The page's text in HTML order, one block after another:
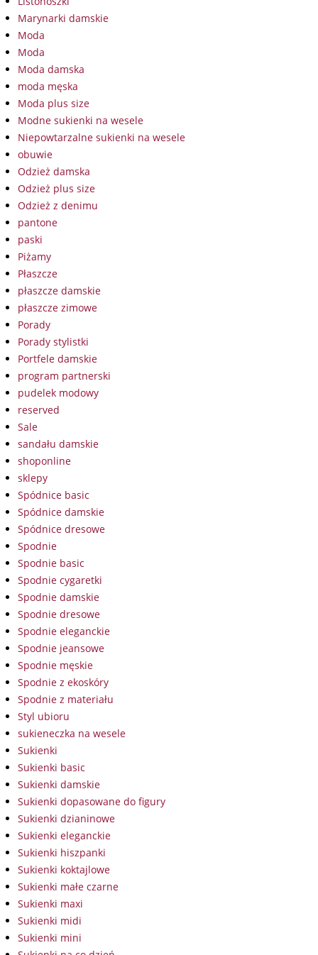
Marynarki damskie
Moda
Moda
Moda damska
moda męska
Moda plus size
Modne sukienki na wesele
Niepowtarzalne sukienki na wesele
obuwie
Odzież damska
Odzież plus size
Odzież z denimu
pantone
paski
Piżamy
Płaszcze
płaszcze damskie
płaszcze zimowe
Porady
Porady stylistki
Portfele damskie
program partnerski
pudelek modowy
reserved
Sale
sandału damskie
shoponline
sklepy
Spódnice basic
Spódnice damskie
Spódnice dresowe
Spodnie
Spodnie basic
Spodnie cygaretki
Spodnie damskie
Spodnie dresowe
Spodnie eleganckie
Spodnie jeansowe
Spodnie męskie
Spodnie z ekoskóry
Spodnie z materiału
Styl ubioru
sukieneczka na wesele
Sukienki
Sukienki basic
Sukienki damskie
Sukienki dopasowane do figury
Sukienki dzianinowe
Sukienki eleganckie
Sukienki hiszpanki
Sukienki koktajlowe
Sukienki małe czarne
Sukienki maxi
Sukienki midi
Sukienki mini